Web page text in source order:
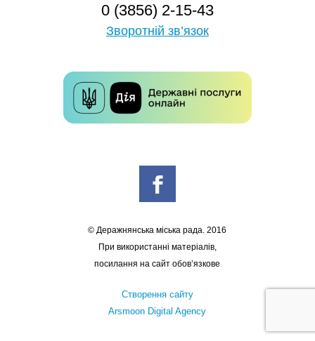
0 (3856) 2-15-43
Зворотній зв’язок
© Деражнянська міська рада. 2016
При використанні матеріалів,
посилання на сайт обов’язкове
Створення сайту
Arsmoon Digital Agency